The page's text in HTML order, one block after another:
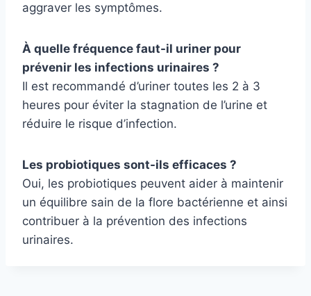
aggraver les symptômes.
À quelle fréquence faut-il uriner pour
prévenir les infections urinaires ?
Il est recommandé d’uriner toutes les 2 à 3
heures pour éviter la stagnation de l’urine et
réduire le risque d’infection.
Les probiotiques sont-ils efficaces ?
Oui, les probiotiques peuvent aider à maintenir
un équilibre sain de la flore bactérienne et ainsi
contribuer à la prévention des infections
urinaires.